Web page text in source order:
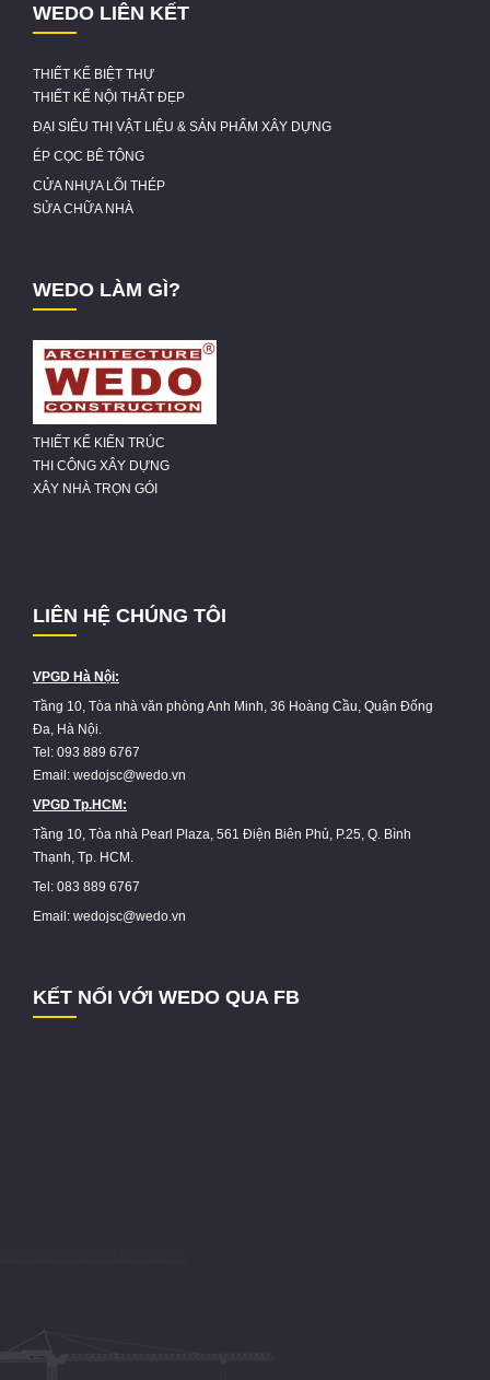
WEDO LIÊN KẾT
THIẾT KẾ BIỆT THỰ
THIẾT KẾ NỘI THẤT ĐẸP
ĐẠI SIÊU THỊ VẬT LIỆU & SẢN PHẨM XÂY DỰNG
ÉP CỌC BÊ TÔNG
CỬA NHỰA LÕI THÉP
SỬA CHỮA NHÀ
WEDO LÀM GÌ?
THIẾT KẾ KIẾN TRÚC
THI CÔNG XÂY DỰNG
XÂY NHÀ TRỌN GÓI
LIÊN HỆ CHÚNG TÔI
VPGD Hà Nội:
Tầng 10, Tòa nhà văn phòng Anh Minh, 36 Hoàng Cầu, Quận Đống
Đa, Hà Nội.
Tel: 093 889 6767
Email: wedojsc@wedo.vn
VPGD Tp.HCM:
Tầng 10, Tòa nhà Pearl Plaza, 561 Điện Biên Phủ, P.25, Q. Bình
Thạnh, Tp. HCM.
Tel: 083 889 6767
Email: wedojsc@wedo.vn
KẾT NỐI VỚI WEDO QUA FB